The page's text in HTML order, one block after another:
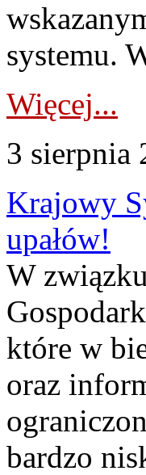
systemu.
Więcej...
3 sierpnia
Krajowy
upałów!
W
które w
oraz
bardzo